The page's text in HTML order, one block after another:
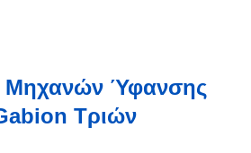
Μηχανών Ύφανσης
Τριών